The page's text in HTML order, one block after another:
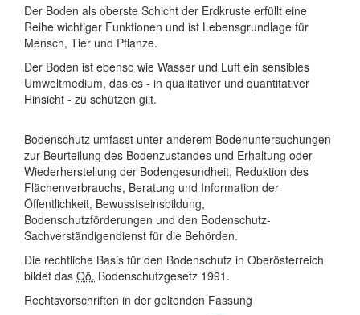
Der Boden als oberste Schicht der Erdkruste erfüllt eine
Reihe wichtiger Funktionen und ist Lebensgrundlage für
Mensch, Tier und Pflanze.
Der Boden ist ebenso wie Wasser und Luft ein sensibles
Umweltmedium, das es - in qualitativer und quantitativer
Hinsicht - zu schützen gilt.
Bodenschutz umfasst unter anderem Bodenuntersuchungen
zur Beurteilung des Bodenzustandes und Erhaltung oder
Wiederherstellung der Bodengesundheit, Reduktion des
Flächenverbrauchs, Beratung und Information der
Öffentlichkeit, Bewusstseinsbildung,
Bodenschutzförderungen und den Bodenschutz-
Sachverständigendienst für die Behörden.
Die rechtliche Basis für den Bodenschutz in Oberösterreich
bildet das Oö. Bodenschutzgesetz 1991.
Rechtsvorschriften in der geltenden Fassung